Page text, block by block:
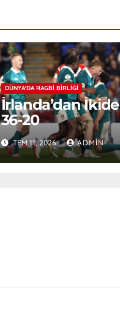
DÜNYA'DA RAGBI BIRLIĞI
İrlanda’dan
36-20
TEM 11, 2026 ADMIN